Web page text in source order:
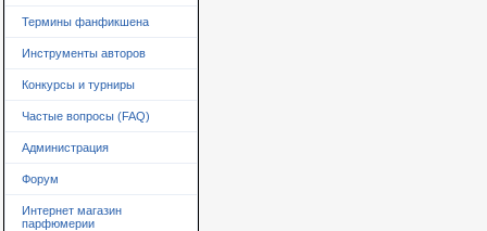
Термины фанфикшена
Инструменты авторов
Конкурсы и турниры
Частые вопросы (FAQ)
Администрация
Форум
Интернет магазин
парфюмерии